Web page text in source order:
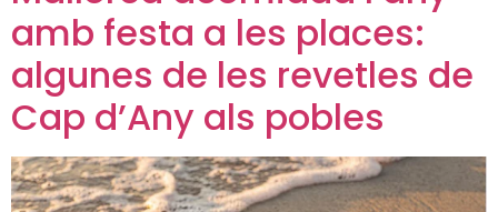
amb festa a les places:
algunes de les revetles de
Cap d’Any als pobles